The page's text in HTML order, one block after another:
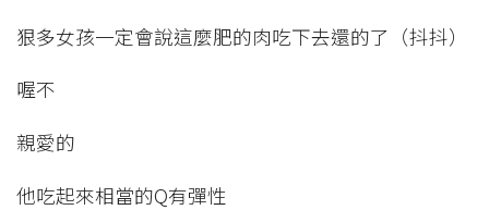
狠多女孩一定會說這麼肥的肉吃下去還的了（抖抖）
喔不
親愛的
他吃起來相當的Q有彈性